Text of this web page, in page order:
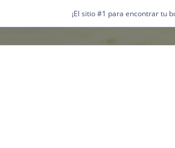
¡El sitio #1 para encontrar tu